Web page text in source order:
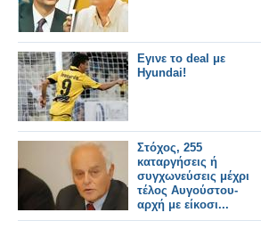
Εγινε το deal με
Hyundai!
Στόχος, 255
καταργήσεις ή
συγχωνεύσεις μέχρι
τέλος Αυγούστου-
αρχή με είκοσι...